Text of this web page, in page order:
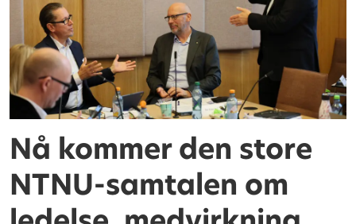
Nå kommer den store
NTNU-samtalen om